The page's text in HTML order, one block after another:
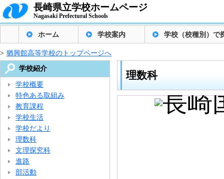
長崎県立学校ホームページ
Nagasaki Prefectural Schools
ホーム 学校案内 学校（校種別）で
> 猶興館高等学校のトップページへ
理数科
学校紹介
学校概要
特色ある取組み
教育課程
学校生活
学校だより
理数科
文理探究科
進路
部活動